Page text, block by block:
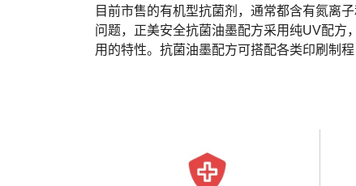
目前市售的有机型抗菌剂，通常都含有氮离
问题，正美安全抗菌油墨配方采用纯UV配方
用的特性。抗菌油墨配方可搭配各类印刷制